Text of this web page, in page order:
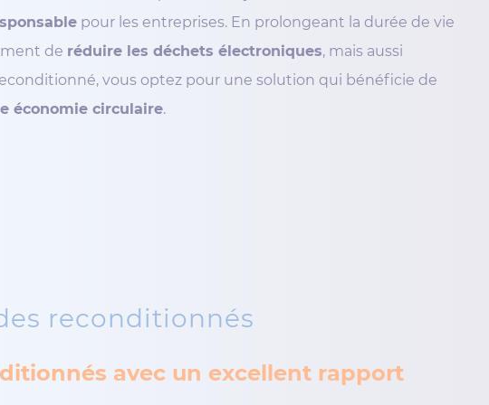
pour les entreprises. En prolongeant la durée de vie
de réduire les déchets électroniques, mais aussi
vous optez pour une solution qui bénéficie de
économie circulaire.
reconditionnés
avec un excellent rapport